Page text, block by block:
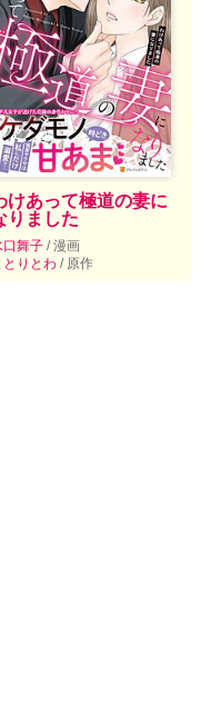
けあって極道の妻に
りました
口舞子 / 漫画
とりとわ / 原作